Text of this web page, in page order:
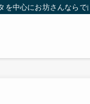
中心にお坊さんなら